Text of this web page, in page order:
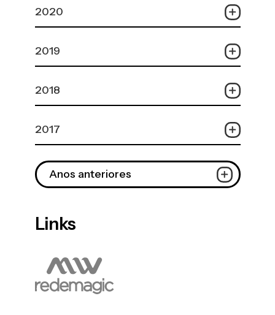
2020
2019
2018
2017
Anos anteriores
Links